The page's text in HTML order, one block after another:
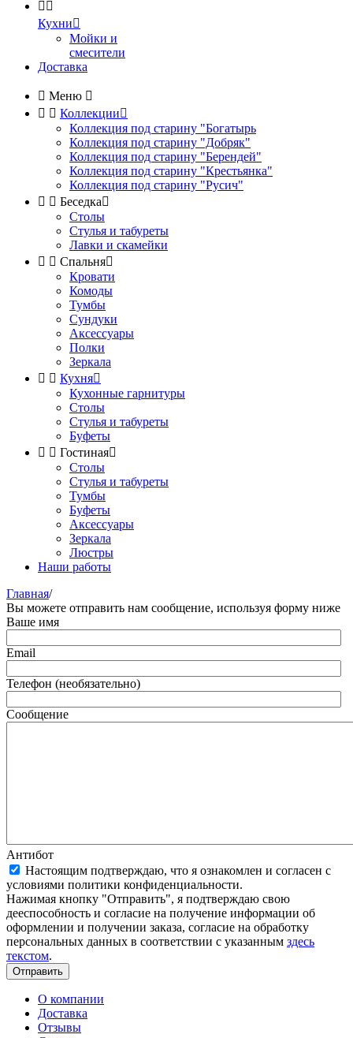
 
Кухни
Мойки и
смесители
Доставка
 Меню 
  Коллекции
Коллекция под старину "Богатырь
Коллекция под старину "Добряк"
Коллекция под старину "Берендей"
Коллекция под старину "Крестьянка"
Коллекция под старину "Русич"
  Беседка
Столы
Стулья и табуреты
Лавки и скамейки
  Спальня
Кровати
Комоды
Тумбы
Сундуки
Аксессуары
Полки
Зеркала
  Кухня
Кухонные гарнитуры
Столы
Стулья и табуреты
Буфеты
  Гостиная
Столы
Стулья и табуреты
Тумбы
Буфеты
Аксессуары
Зеркала
Люстры
Наши работы
Главная/
Вы можете отправить нам сообщение, используя форму ниже
Ваше имя
Email
Телефон (необязательно)
Сообщение
Антибот
Настоящим подтверждаю, что я ознакомлен и согласен с
условиями политики конфиденциальности.
Нажимая кнопку "Отправить", я подтверждаю свою
дееспособность и согласие на получение информации об
оформлении и получении заказа, согласие на обработку
персональных данных в соответствии с указанным здесь
текстом.
Отправить
О компании
Доставка
Отзывы